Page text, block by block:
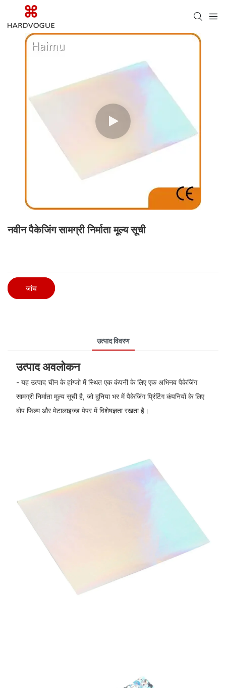
नवीन पैकेजिंग सामग्री निर्माता मूल्य सूची
जांच
उत्पाद विवरण
उत्पाद अवलोकन
- यह उत्पाद चीन के हांग्जो में स्थित एक कंपनी के लिए एक अभिनव पैकेजिंग
सामग्री निर्माता मूल्य सूची है, जो दुनिया भर में पैकेजिंग प्रिंटिंग कंपनियों के लिए
बोप फिल्म और मेटालाइज्ड पेपर में विशेषज्ञता रखता है।